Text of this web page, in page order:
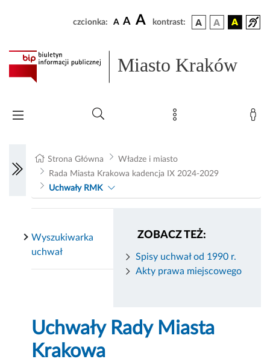
czcionka: A A A kontrast:
Miasto Kraków
Strona Główna
Władze i miasto
Rada Miasta Krakowa kadencja IX 2024-2029
Uchwały RMK
ZOBACZ TEŻ:
Spisy uchwał od 1990 r.
Akty prawa miejscowego
Wyszukiwarka
uchwał
Uchwały Rady Miasta
Krakowa